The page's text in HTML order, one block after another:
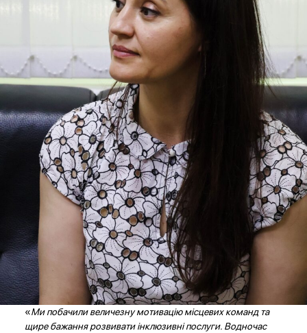
«Ми побачили величезну мотивацію місцевих команд та
щире бажання розвивати інклюзивні послуги. Водночас